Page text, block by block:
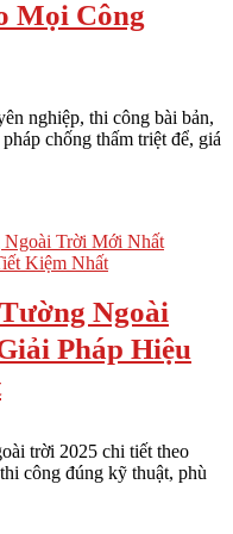
Mọi Công
nghiệp, thi công bài bản,
chống thấm triệt để, giá
Ngoài
Pháp Hiệu
trời 2025 chi tiết theo
công đúng kỹ thuật, phù